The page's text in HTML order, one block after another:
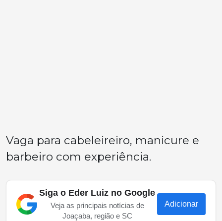
Vaga para cabeleireiro, manicure e
barbeiro com experiência.
Siga o Eder Luiz no Google
Veja as principais notícias de
Joaçaba, região e SC
Adicionar